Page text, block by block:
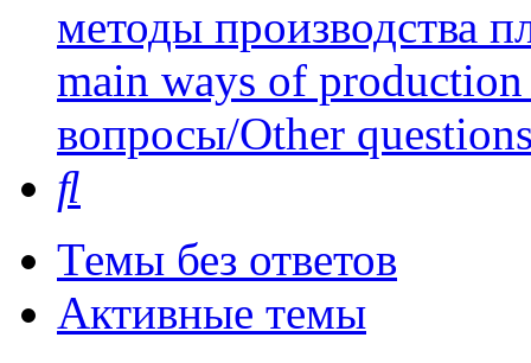
методы производства
main ways of
вопросы/Other
Темы без ответов
Активные темы